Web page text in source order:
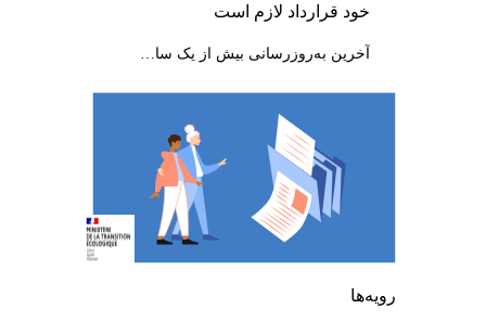
خود قرارداد لازم است
آخرین به‌روزرسانی بیش از یک سال پیش
رویه‌ها